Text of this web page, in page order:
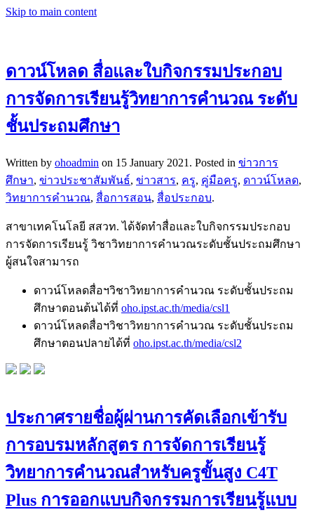
Skip to main content
ดาวน์โหลด สื่อและใบกิจกรรมประกอบ
การจัดการเรียนรู้วิทยาการคำนวณ ระดับ
ชั้นประถมศึกษา
Written by ohoadmin on 15 January 2021 . Posted in ข่าวการ
ศึกษา, ข่าวประชาสัมพันธ์, ข่าวสาร, ครู, คู่มือครู, ดาวน์โหลด,
วิทยาการคำนวณ, สื่อการสอน, สื่อประกอบ.
สาขาเทคโนโลยี สสวท. ได้จัดทำสื่อและใบกิจกรรมประกอบ
การจัดการเรียนรู้ วิชาวิทยาการคำนวณระดับชั้นประถมศึกษา
ผู้สนใจสามารถ
ดาวน์โหลดสื่อฯวิชาวิทยาการคำนวณ ระดับชั้นประถม
ศึกษาตอนต้นได้ที่ oho.ipst.ac.th/media/csl1
ดาวน์โหลดสื่อฯวิชาวิทยาการคำนวณ ระดับชั้นประถม
ศึกษาตอนปลายได้ที่ oho.ipst.ac.th/media/csl2
ประกาศรายชื่อผู้ผ่านการคัดเลือกเข้ารับ
การอบรมหลักสูตร การจัดการเรียนรู้
วิทยาการคำนวณสำหรับครูขั้นสูง C4T
Plus การออกแบบกิจกรรมการเรียนรู้แบบ